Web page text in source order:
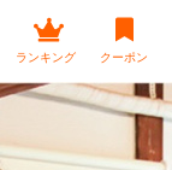
ランキング クーポン